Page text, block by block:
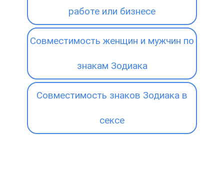
работе или бизнесе
Совместимость женщин и мужчин по
знакам Зодиака
Совместимость знаков Зодиака в
сексе